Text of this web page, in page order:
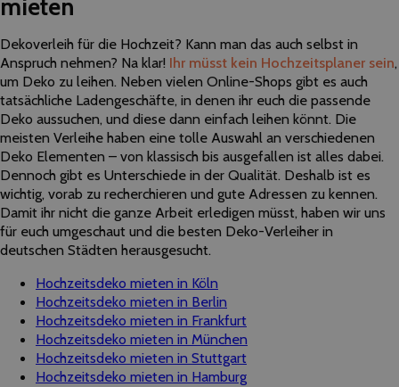
mieten
Dekoverleih für die Hochzeit? Kann man das auch selbst in
Anspruch nehmen? Na klar! Ihr müsst kein Hochzeitsplaner sein,
um Deko zu leihen. Neben vielen Online-Shops gibt es auch
tatsächliche Ladengeschäfte, in denen ihr euch die passende
Deko aussuchen, und diese dann einfach leihen könnt. Die
meisten Verleihe haben eine tolle Auswahl an verschiedenen
Deko Elementen – von klassisch bis ausgefallen ist alles dabei.
Dennoch gibt es Unterschiede in der Qualität. Deshalb ist es
wichtig, vorab zu recherchieren und gute Adressen zu kennen.
Damit ihr nicht die ganze Arbeit erledigen müsst, haben wir uns
für euch umgeschaut und die besten Deko-Verleiher in
deutschen Städten herausgesucht.
Hochzeitsdeko mieten in Köln
Hochzeitsdeko mieten in Berlin
Hochzeitsdeko mieten in Frankfurt
Hochzeitsdeko mieten in München
Hochzeitsdeko mieten in Stuttgart
Hochzeitsdeko mieten in Hamburg